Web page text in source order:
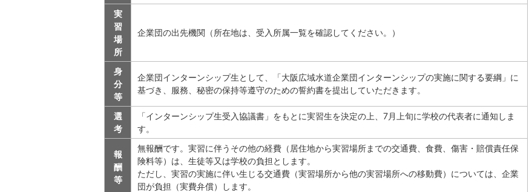
実
習
場
所
企業団の出先機関（所在地は、受入所属一覧を確認してください。）
身
分
等
企業団インターンシップ生として、「大阪広域水道企業団インターンシップの実施に関する要綱」に
基づき、服務、秘密の保持等遵守のための誓約書を提出していただきます。
選
考
「インターンシップ生受入協議書」をもとに実習生を決定の上、7月上旬に学校の代表者に通知しま
す。
報
酬
等
無報酬です。実習に伴うその他の経費（居住地から実習場所までの交通費、食費、傷害・賠償責任保
険料等）は、生徒等又は学校の負担とします。
ただし、実習の実施に伴い生じる交通費（実習場所から他の実習場所への移動費）については、企業
団が負担（実費弁償）します。